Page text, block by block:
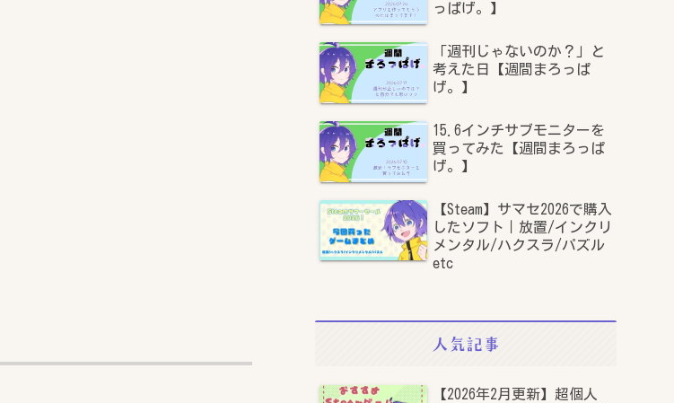
っぱげ。】
「週刊じゃないのか？」と
考えた日【週間まろっぱ
げ。】
15.6インチサブモニターを
買ってみた【週間まろっぱ
げ。】
【Steam】サマセ2026で購入
したソフト｜放置/インクリ
メンタル/ハクスラ/パズル
etc
人気記事
【2026年2月更新】超個人